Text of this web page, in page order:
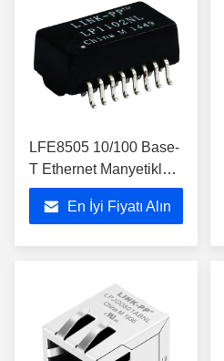
LFE8505 10/100 Base-
T Ethernet Manyetikler
Tek Bağlantı Noktalı
SMT LANEn İyi Fiyatı Alın